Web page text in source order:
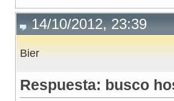
14/10/2012, 23:39
Bier
Respuesta: busco